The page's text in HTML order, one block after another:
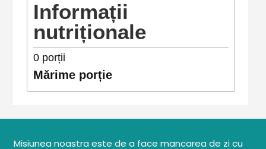
Informații
nutriționale
0porții
Mărime porție
Misiunea noastra este de a face mancarea de zi cu